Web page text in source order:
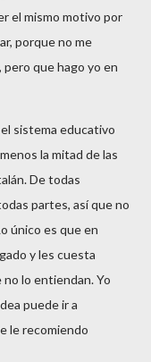
el mismo motivo por
porque no me
pero que hago yo en
sistema educativo
la mitad de las
De todas
partes, así que no
único es que en
y les cuesta
lo entiendan. Yo
puede ir a
le recomiendo